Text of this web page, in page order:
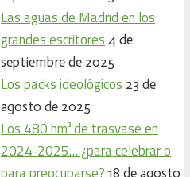
Las aguas de Madrid en los
grandes escritores 4 de
septiembre de 2025
Los packs ideológicos 23 de
agosto de 2025
Los 480 hm³ de trasvase en
2024‑2025… ¿para celebrar o
18 de agosto